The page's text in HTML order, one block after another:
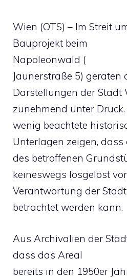
Wien (OTS) – Im Streit
Bauprojekt beim
Napoleonwald (
Jaunerstraße 5) geraten
Darstellungen der Stadt
zunehmend unter
wenig beachtete
Unterlagen zeigen,
des betroffenen
keineswegs losgelöst
Verantwortung der Stadt
betrachtet werden kann.
Aus Archivalien der
dass das Areal
bereits in den 1950er